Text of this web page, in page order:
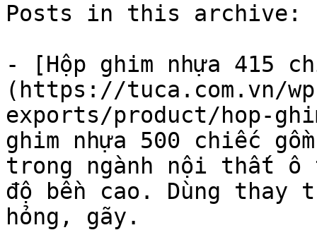
Posts in this archive:
- [Hộp ghim nhựa 415
(https://tuca.com.vn/
exports/product/hop-
ghim nhựa 500 chiếc
trong ngành nội thất ô
độ bền cao. Dùng thay
hỏng, gãy.